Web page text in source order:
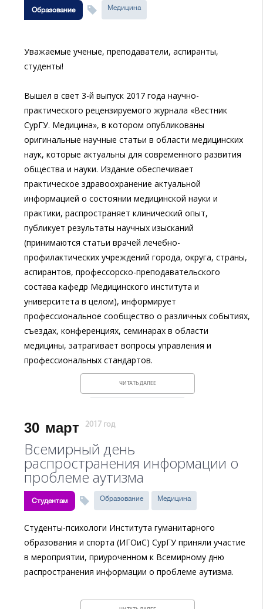
Образование Медицина
Уважаемые ученые, преподаватели, аспиранты,
студенты!
Вышел в свет 3-й выпуск 2017 года научно-
практического рецензируемого журнала «Вестник
СурГУ. Медицина», в котором опубликованы
оригинальные научные статьи в области медицинских
наук, которые актуальны для современного развития
общества и науки. Издание обеспечивает
практическое здравоохранение актуальной
информацией о состоянии медицинской науки и
практики, распространяет клинический опыт,
публикует результаты научных изысканий
(принимаются статьи врачей лечебно-
профилактических учреждений города, округа, страны,
аспирантов, профессорско-преподавательского
состава кафедр Медицинского института и
университета в целом), информирует
профессиональное сообщество о различных событиях,
съездах, конференциях, семинарах в области
медицины, затрагивает вопросы управления и
профессиональных стандартов.
ЧИТАТЬ ДАЛЕЕ
30 март 2017 год
Всемирный день
распространения информации о
проблеме аутизма
Студентам Образование Медицина
Студенты-психологи Института гуманитарного
образования и спорта (ИГОиС) СурГУ приняли участие
в мероприятии, приуроченном к Всемирному дню
распространения информации о проблеме аутизма.